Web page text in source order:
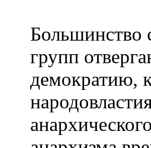
Большинство
групп
демократию,